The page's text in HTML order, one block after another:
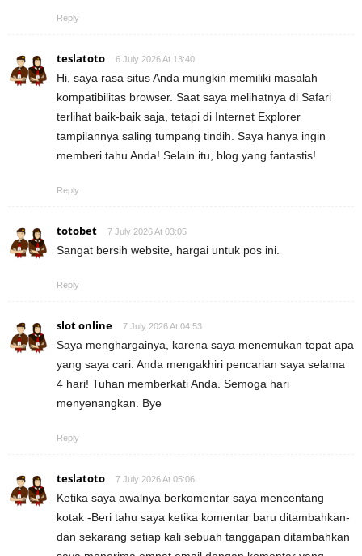
Reply
teslatoto 6 July 2026 At 13:40
Hi, saya rasa situs Anda mungkin memiliki masalah
kompatibilitas browser. Saat saya melihatnya di Safari
terlihat baik-baik saja, tetapi di Internet Explorer
tampilannya saling tumpang tindih. Saya hanya ingin
memberi tahu Anda! Selain itu, blog yang fantastis!
Reply
totobet 7 July 2026 At 03:05
Sangat bersih website, hargai untuk pos ini.
Reply
slot online 7 July 2026 At 04:53
Saya menghargainya, karena saya menemukan tepat apa
yang saya cari. Anda mengakhiri pencarian saya selama
4 hari! Tuhan memberkati Anda. Semoga hari
menyenangkan. Bye
Reply
teslatoto 7 July 2026 At 05:06
Ketika saya awalnya berkomentar saya mencentang
kotak -Beri tahu saya ketika komentar baru ditambahkan-
dan sekarang setiap kali sebuah tanggapan ditambahkan